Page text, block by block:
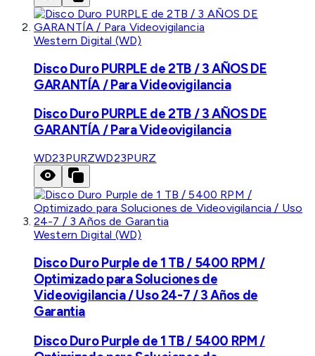
Western Digital (WD)
Disco Duro PURPLE de 2TB / 3 AÑOS DE
GARANTÍA / Para Videovigilancia
Disco Duro PURPLE de 2TB / 3 AÑOS DE
GARANTÍA / Para Videovigilancia
WD23PURZWD23PURZ
Western Digital (WD)
Disco Duro Purple de 1 TB / 5400 RPM /
Optimizado para Soluciones de
Videovigilancia / Uso 24-7 / 3 Años de
Garantia
Disco Duro Purple de 1 TB / 5400 RPM /